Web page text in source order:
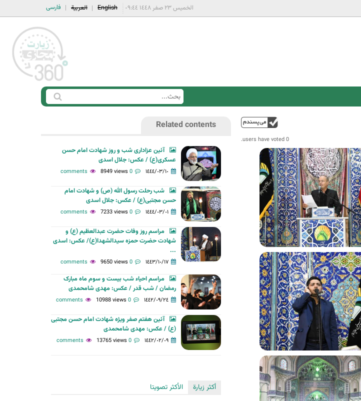
فارسی العربية English الخميس ٢٣ صفر ١٤٤٨ ٠٩:٤٤
ا
س
ح
ث
ب
ح
0 users have voted.
Related contents
آئین عزاداری شب و روز شهادت امام حسن
عسکری(ع) / عکس: جلال اسدی
١٤٤٤/٠٣/١٠ 0 comments
8949 views
شب رحلت رسول الله (ص) و شهادت امام
حسن مجتبی(ع) / عکس: جلال اسدی
١٤٤٤/٠٣/٠١ 0 comments
7233 views
مراسم روز وفات حضرت عبدالعظیم (ع) و
شهادت حضرت حمزه سیدالشهدا(ع)/ عکس: اسدی
...
١٤٤٣/١٠/١٧ 0 comments
9650 views
مراسم احیاء شب بیست و سوم ماه مبارک
رمضان / شب قدر / عکس: مهدی شامحمدی
١٤٤٢/٠٩/٢٤ 0 comments
10988 views
آئین هفتم صفر ویژه شهادت امام حسن مجتبی
(ع) / عکس: مهدی شامحمدی
١٤٤٢/٠٢/٠٩ 0 comments
13765 views
أكثر زيارة
الأكثر تصويتا